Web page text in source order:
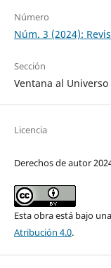
Número
Núm. 3 (2024):
Sección
Ventana al Universo
Licencia
Derechos de autor
Esta obra está bajo
Atribución 4.0.